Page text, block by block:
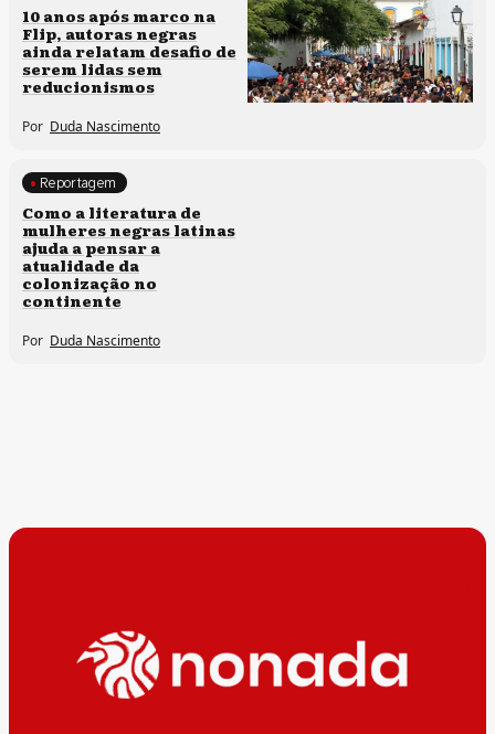
Processos artísticos
10 anos após marco na
Flip, autoras negras
ainda relatam desafio de
serem lidas sem
reducionismos
Por Duda Nascimento
Direitos humanos
Reportagem
Como a literatura de
mulheres negras latinas
ajuda a pensar a
atualidade da
colonização no
continente
Por Duda Nascimento